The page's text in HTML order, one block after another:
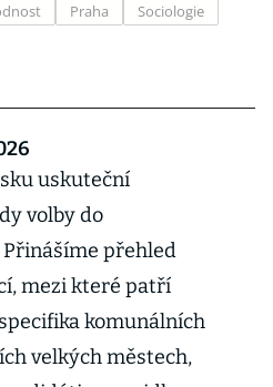
Praha
Sociologie
uskuteční
volby do
přehled
mezi které patří
komunálních
velkých městech,